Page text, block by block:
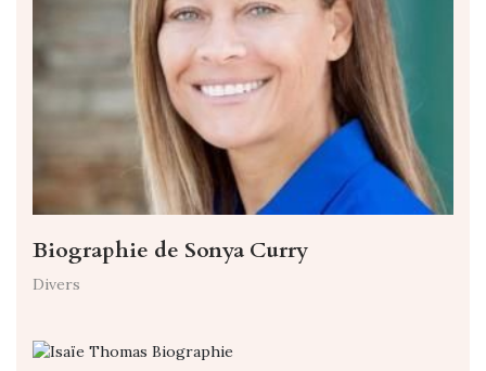
Biographie de Sonya Curry
Divers